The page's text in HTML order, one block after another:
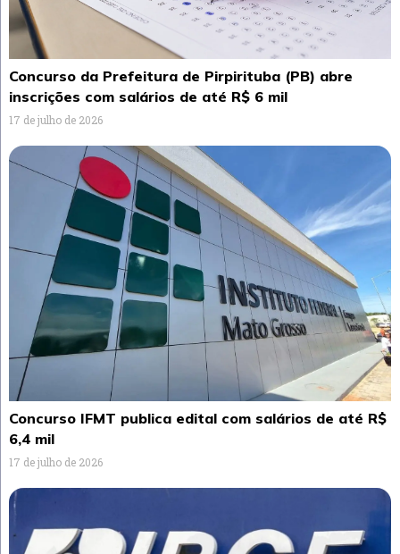
Concurso da Prefeitura de Pirpirituba (PB) abre
inscrições com salários de até R$ 6 mil
17 de julho de 2026
Concurso IFMT publica edital com salários de até R$
6,4 mil
17 de julho de 2026